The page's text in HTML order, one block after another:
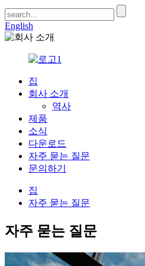
English
집
회사 소개
역사
제품
소식
다운로드
자주 묻는 질문
문의하기
집
자주 묻는 질문
자주 묻는 질문